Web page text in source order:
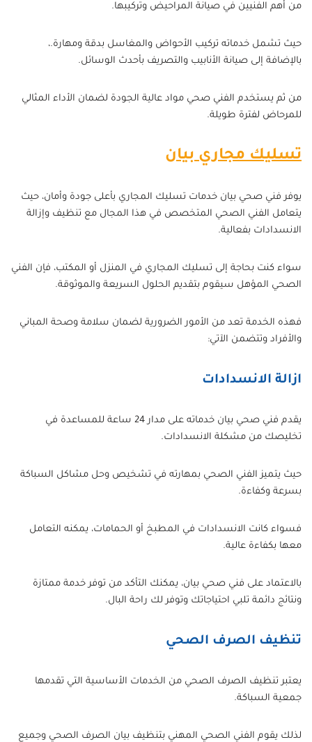
من أهم الفنيين في صيانة المراحيض وتركيبها.
حيث تشمل خدماته تركيب الأحواض والمغاسل بدقة ومهارة.،
بالإضافة إلى صيانة الأنابيب والتصريف بأحدث الوسائل.
من ثم يستخدم الفني صحي مواد عالية الجودة لضمان الأداء المثالي
للمرحاض لفترة طويلة.
تسليك مجاري بيان
يوفر فني صحي بيان خدمات تسليك المجاري بأعلى جودة وأمان، حيث
يتعامل الفني الصحي المتخصص في هذا المجال مع تنظيف وإزالة
الانسدادات بفعالية.
سواء كنت بحاجة إلى تسليك المجاري في المنزل أو المكتب، فإن الفني
الصحي المؤهل سيقوم بتقديم الحلول السريعة والموثوقة.
فهذه الخدمة تعد من الأمور الضرورية لضمان سلامة وصحة المباني
والأفراد وتتضمن الآتي:
ازالة الانسدادات
يقدم فني صحي بيان خدماته على مدار 24 ساعة للمساعدة في
تخليصك من مشكلة الانسدادات.
حيث يتميز الفني الصحي بمهارته في تشخيص وحل مشاكل السباكة
بسرعة وكفاءة.
فسواء كانت الانسدادات في المطبخ أو الحمامات، يمكنه التعامل
معها بكفاءة عالية.
بالاعتماد على فني صحي بيان، يمكنك التأكد من توفر خدمة ممتازة
ونتائج دائمة تلبي احتياجاتك وتوفر لك راحة البال.
تنظيف الصرف الصحي
يعتبر تنظيف الصرف الصحي من الخدمات الأساسية التي تقدمها
جمعية السباكة.
لذلك يقوم الفني الصحي المهني بتنظيف بيان الصرف الصحي وجميع